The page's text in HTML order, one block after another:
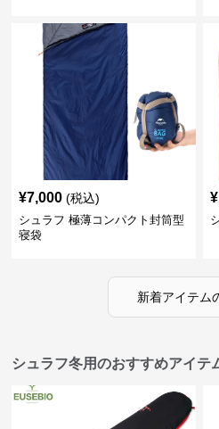
¥7,000 (税込)
シュラフ 極薄コンパクト封筒型
寝袋
¥
新着アイテム
シュラフ冬用のおすすめアイテ